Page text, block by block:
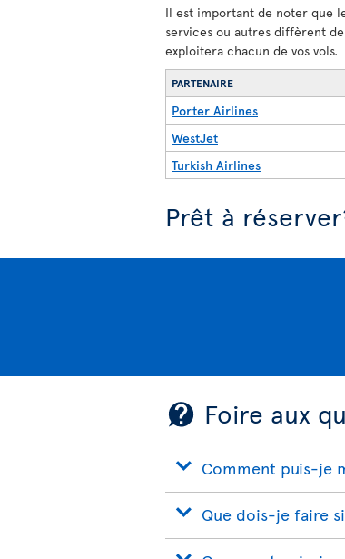
Il est important de noter que
services ou autres diffèrent
exploitera chacun de vos vols.
PARTENAIRE
Porter Airlines
WestJet
Turkish Airlines
Prêt à
Foire aux
Comment puis-je
Que dois-je faire